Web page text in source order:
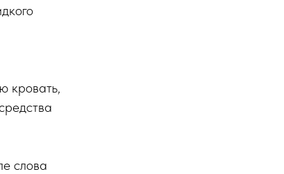
кровать,
слова